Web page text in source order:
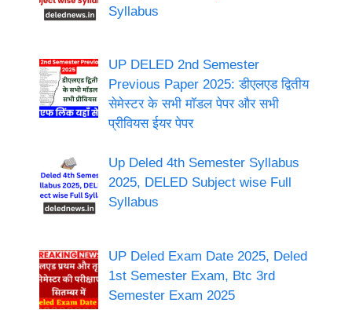
Syllabus
UP DELED 2nd Semester
Previous Paper 2025: डीएलएड द्वितीय
सेमेस्टर के सभी मॉडल पेपर और सभी
प्रीवियस ईयर पेपर
Up Deled 4th Semester Syllabus
2025, DELED Subject wise Full
Syllabus
UP Deled Exam Date 2025, Deled
1st Semester Exam, Btc 3rd
Semester Exam 2025